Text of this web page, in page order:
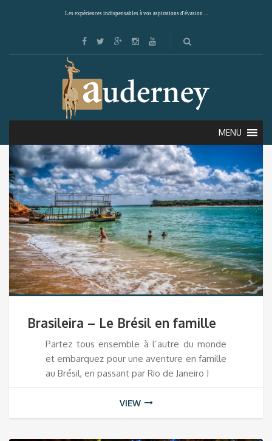
Les expériences indispensables à vos aspirations d'évasion ...
MENU
Showing all 2 results
Default sorting
Brasileira – Le Brésil en famille
Partez tous ensemble à l’autre du monde
et embarquez pour une aventure en famille
au Brésil, en passant par Rio de Janeiro !
VIEW